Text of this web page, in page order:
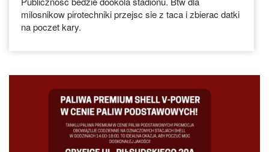
milosnikow pirotechniki przejsc sie z taca i zbierac datki
na poczet kary.